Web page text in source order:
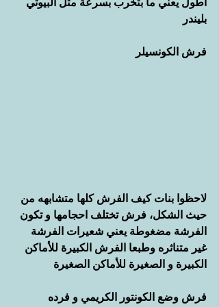
أطول يعني ما بتخرب بسرعة مثل البيوتي
بليندر
فرش الكونسيلر
لاحظوا بنات كيف الفرش كلها متشابهه من
حيث الشكل، فرش تختلف احجامها و تكون
الفرشة مضغوطة يعني شعيرات الفرشة
غير متناثره وطبعا الفرش الكبيرة للأماكن
الكبيرة و الصغيرة للأماكن الصغيرة
فرش وضع الكونتور الكريمي و فرده